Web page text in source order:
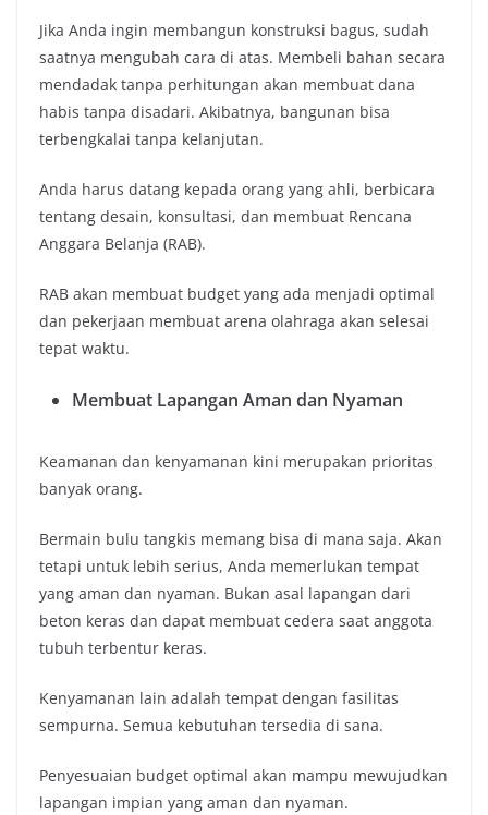
Jika Anda ingin membangun konstruksi bagus, sudah
saatnya mengubah cara di atas. Membeli bahan secara
mendadak tanpa perhitungan akan membuat dana
habis tanpa disadari. Akibatnya, bangunan bisa
terbengkalai tanpa kelanjutan.
Anda harus datang kepada orang yang ahli, berbicara
tentang desain, konsultasi, dan membuat Rencana
Anggara Belanja (RAB).
RAB akan membuat budget yang ada menjadi optimal
dan pekerjaan membuat arena olahraga akan selesai
tepat waktu.
Membuat Lapangan Aman dan Nyaman
Keamanan dan kenyamanan kini merupakan prioritas
banyak orang.
Bermain bulu tangkis memang bisa di mana saja. Akan
tetapi untuk lebih serius, Anda memerlukan tempat
yang aman dan nyaman. Bukan asal lapangan dari
beton keras dan dapat membuat cedera saat anggota
tubuh terbentur keras.
Kenyamanan lain adalah tempat dengan fasilitas
sempurna. Semua kebutuhan tersedia di sana.
Penyesuaian budget optimal akan mampu mewujudkan
lapangan impian yang aman dan nyaman.